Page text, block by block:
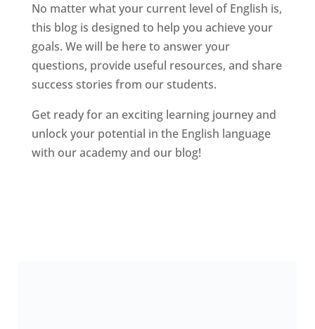
No matter what your current level of English is,
this blog is designed to help you achieve your
goals. We will be here to answer your
questions, provide useful resources, and share
success stories from our students.
Get ready for an exciting learning journey and
unlock your potential in the English language
with our academy and our blog!